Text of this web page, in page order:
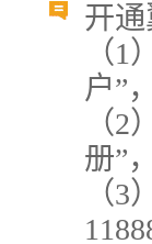
开通
（
户”
（2
册”
（